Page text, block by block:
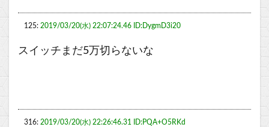
125: 2019/03/20(水) 22:07:24.46 ID:DygmD3i20
スイッチまだ5万切らないな
316: 2019/03/20(水) 22:26:46.31 ID:PQA+O5RKd